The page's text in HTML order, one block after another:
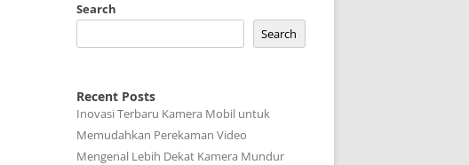
Search
Search
Recent Posts
Inovasi Terbaru Kamera Mobil untuk
Memudahkan Perekaman Video
Mengenal Lebih Dekat Kamera Mundur